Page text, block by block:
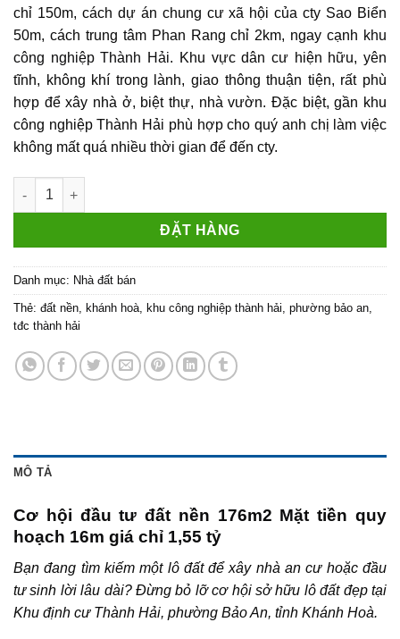
chỉ 150m, cách dự án chung cư xã hội của cty Sao Biển
50m, cách trung tâm Phan Rang chỉ 2km, ngay cạnh khu
công nghiệp Thành Hải. Khu vực dân cư hiện hữu, yên
tĩnh, không khí trong lành, giao thông thuận tiện, rất phù
hợp để xây nhà ở, biệt thự, nhà vườn. Đặc biệt, gần khu
công nghiệp Thành Hải phù hợp cho quý anh chị làm việc
không mất quá nhiều thời gian để đến cty.
Đất nền TĐC Thành Hải đường 16m giá chỉ 1,55 tỷ số lượng
ĐẶT HÀNG
Danh mục: Nhà đất bán
Thẻ: đất nền khánh hoà khu công nghiệp thành hải phường bảo an
tđc thành hải
MÔ TẢ
Cơ hội đầu tư đất nền 176m2 Mặt tiền quy
hoạch 16m giá chỉ 1,55 tỷ
Bạn đang tìm kiếm một lô đất để xây nhà an cư hoặc đầu
tư sinh lời lâu dài? Đừng bỏ lỡ cơ hội sở hữu lô đất đẹp tại
Khu định cư Thành Hải, phường Bảo An, tỉnh Khánh Hoà.